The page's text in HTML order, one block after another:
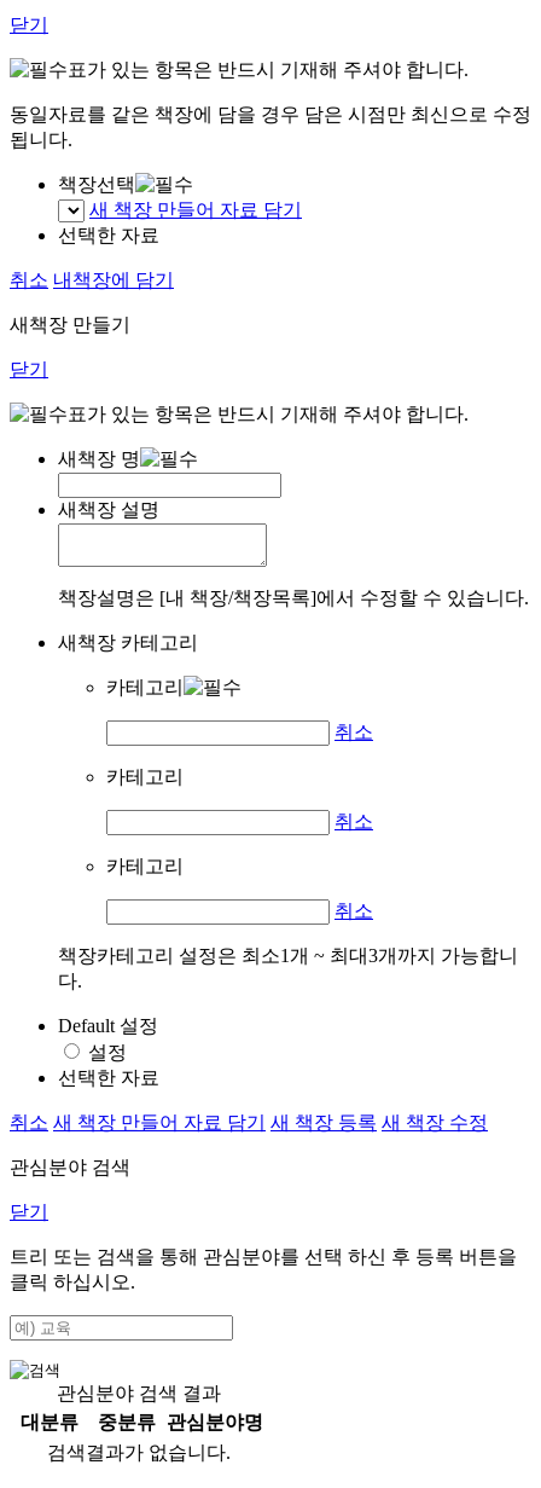
닫기
표가 있는 항목은 반드시 기재해 주셔야 합니다.
동일자료를 같은 책장에 담을 경우 담은 시점만 최신으로 수정
됩니다.
책장선택
새 책장 만들어 자료 담기
선택한 자료
취소 내책장에 담기
새책장 만들기
닫기
표가 있는 항목은 반드시 기재해 주셔야 합니다.
새책장 명
새책장 설명
책장설명은 [내 책장/책장목록]에서 수정할 수 있습니다.
새책장 카테고리
카테고리
취소
카테고리
취소
카테고리
취소
책장카테고리 설정은 최소1개 ~ 최대3개까지 가능합니
다.
Default 설정
설정
선택한 자료
취소 새 책장 만들어 자료 담기 새 책장 등록 새 책장 수정
관심분야 검색
닫기
트리 또는 검색을 통해 관심분야를 선택 하신 후 등록 버튼을
클릭 하십시오.
관심분야 검색 결과
대분류
중분류
관심분야명
검색결과가 없습니다.